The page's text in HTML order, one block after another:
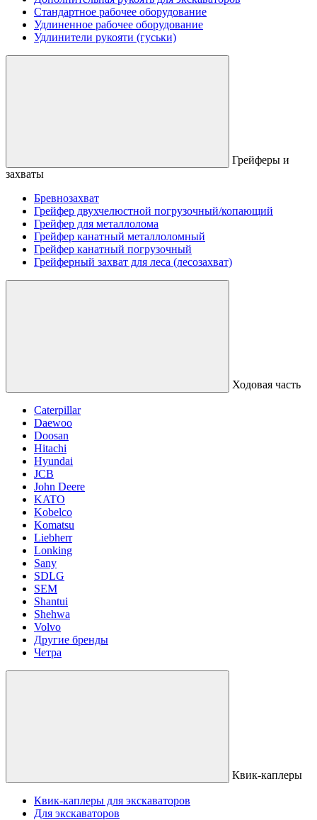
Стандартное рабочее оборудование
Удлиненное рабочее оборудование
Удлинители рукояти (гуськи)
Грейферы и
захваты
Бревнозахват
Грейфер двухчелюстной погрузочный/копающий
Грейфер для металлолома
Грейфер канатный металлоломный
Грейфер канатный погрузочный
Грейферный захват для леса (лесозахват)
Ходовая часть
Caterpillar
Daewoo
Doosan
Hitachi
Hyundai
JCB
John Deere
KATO
Kobelco
Komatsu
Liebherr
Lonking
Sany
SDLG
SEM
Shantui
Shehwa
Volvo
Другие бренды
Четра
Квик-каплеры
Квик-каплеры для экскаваторов
Для экскаваторов